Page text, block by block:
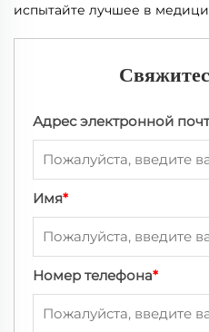
испытайте лучшее в
Адрес электронной
Имя*
Номер телефона*